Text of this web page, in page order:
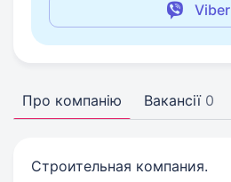
Viber
Про компанію Вакансії 0
Строительная компания.